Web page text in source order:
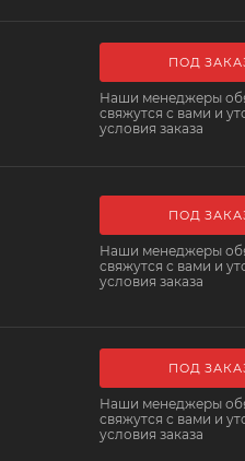
ПОД
Наши менеджеры
свяжутся с вами и
условия заказа
ПОД
Наши менеджеры
свяжутся с вами и
условия заказа
ПОД
Наши менеджеры
свяжутся с вами и
условия заказа